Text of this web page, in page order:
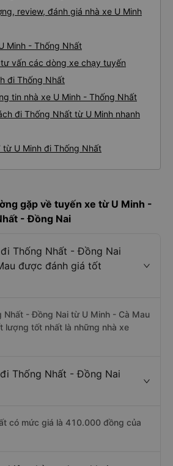
review, đánh giá nhà xe U Minh
Minh - Thống Nhất
vấn các dòng xe chạy tuyến
đi Thống Nhất
tin nhà xe U Minh - Thống Nhất
đi Thống Nhất từ U Minh nhanh
U Minh đi Thống Nhất
gặp về tuyến xe từ U Minh -
- Đồng Nai
Thống Nhất - Đồng Nai
được đánh giá tốt
Nhất - Đồng Nai từ U Minh - Cà Mau
lượng tốt nhất là những nhà xe
Thống Nhất - Đồng Nai
có mức giá là 410.000 đồng của